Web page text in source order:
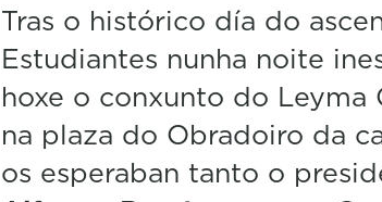
s
o
4
1
c
Tras o histórico día do
Estudiantes nunha noite
hoxe o conxunto do
na plaza do Obradoiro da
os esperaban tanto o